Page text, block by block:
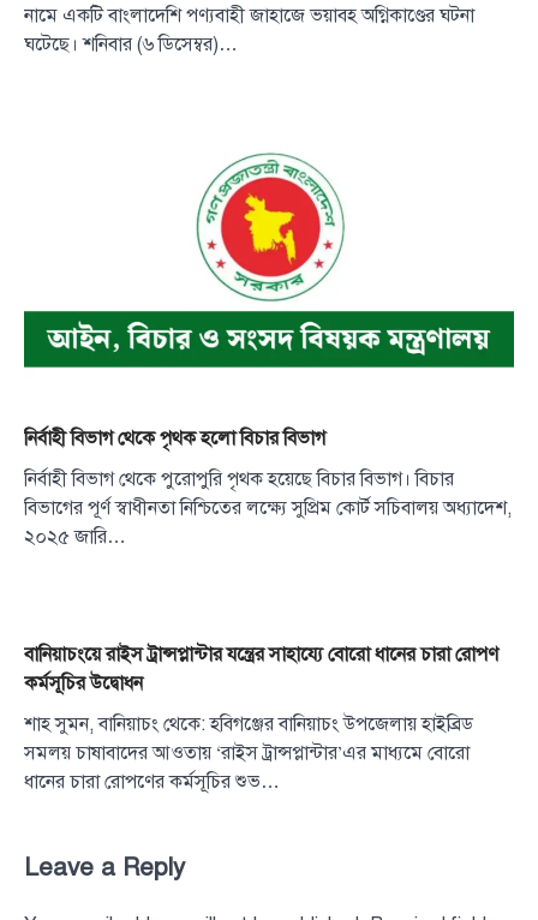
নামে একটি বাংলাদেশি পণ্যবাহী জাহাজে ভয়াবহ অগ্নিকাণ্ডের ঘটনা
ঘটেছে। শনিবার (৬ ডিসেম্বর)…
নির্বাহী বিভাগ থেকে পৃথক হলো বিচার বিভাগ
নির্বাহী বিভাগ থেকে পুরোপুরি পৃথক হয়েছে বিচার বিভাগ। বিচার
বিভাগের পূর্ণ স্বাধীনতা নিশ্চিতের লক্ষ্যে সুপ্রিম কোর্ট সচিবালয় অধ্যাদেশ,
২০২৫ জারি…
বানিয়াচংয়ে রাইস ট্রান্সপ্লান্টার যন্ত্রের সাহায্যে বোরো ধানের চারা রোপণ
কর্মসূচির উদ্বোধন
শাহ সুমন, বানিয়াচং থেকে: হবিগঞ্জের বানিয়াচং উপজেলায় হাইব্রিড
সমলয় চাষাবাদের আওতায় ‘রাইস ট্রান্সপ্লান্টার’এর মাধ্যমে বোরো
ধানের চারা রোপণের কর্মসূচির শুভ…
Leave a Reply